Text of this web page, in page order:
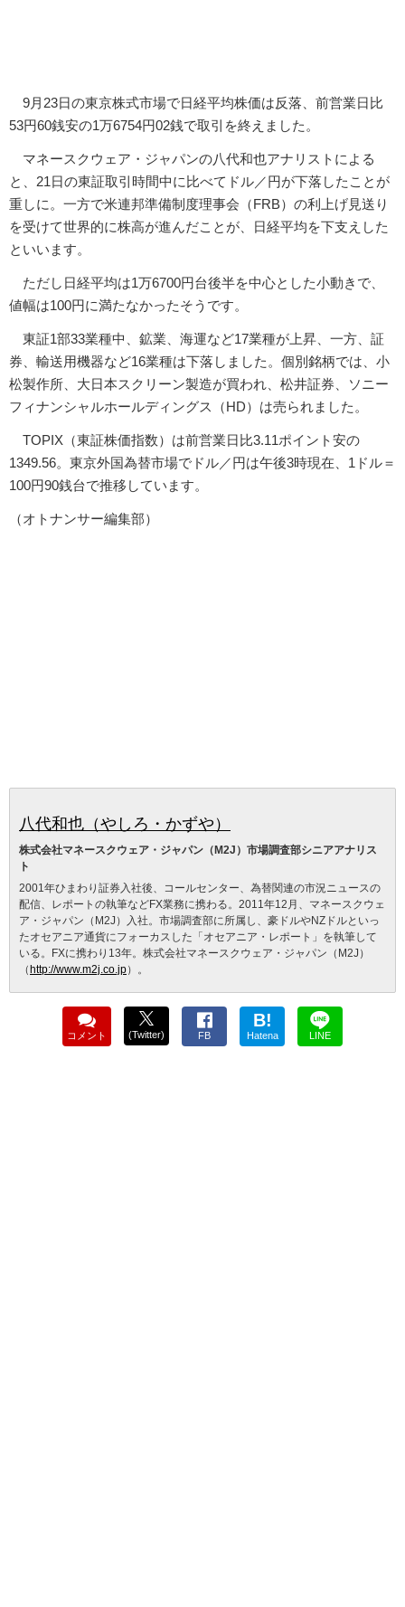
9月23日の東京株式市場で日経平均株価は反落、前営業日比
53円60銭安の1万6754円02銭で取引を終えました。
マネースクウェア・ジャパンの八代和也アナリストによる
と、21日の東証取引時間中に比べてドル／円が下落したことが
重しに。一方で米連邦準備制度理事会（FRB）の利上げ見送り
を受けて世界的に株高が進んだことが、日経平均を下支えした
といいます。
ただし日経平均は1万6700円台後半を中心とした小動きで、
値幅は100円に満たなかったそうです。
東証1部33業種中、鉱業、海運など17業種が上昇、一方、証
券、輸送用機器など16業種は下落しました。個別銘柄では、小
松製作所、大日本スクリーン製造が買われ、松井証券、ソニー
フィナンシャルホールディングス（HD）は売られました。
TOPIX（東証株価指数）は前営業日比3.11ポイント安の
1349.56。東京外国為替市場でドル／円は午後3時現在、1ドル＝
100円90銭台で推移しています。
（オトナンサー編集部）
八代和也（やしろ・かずや）
株式会社マネースクウェア・ジャパン（M2J）市場調査部シニアアナリス
ト
2001年ひまわり証券入社後、コールセンター、為替関連の市況ニュースの
配信、レポートの執筆などFX業務に携わる。2011年12月、マネースクウェ
ア・ジャパン（M2J）入社。市場調査部に所属し、豪ドルやNZドルといっ
たオセアニア通貨にフォーカスした「オセアニア・レポート」を執筆して
いる。FXに携わり13年。株式会社マネースクウェア・ジャパン（M2J）
（http://www.m2j.co.jp）。
コメント (Twitter) FB
B!
Hatena LINE